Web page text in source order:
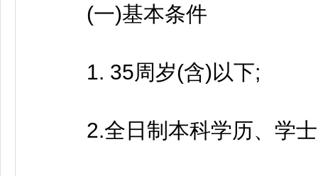
(一)基本条件
1. 35周岁(含)以下;
2.全日制本科学历、学士